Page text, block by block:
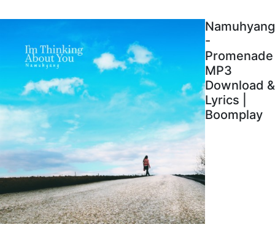
Namuhyang
-
Promenade
MP3
Download &
Lyrics |
Boomplay